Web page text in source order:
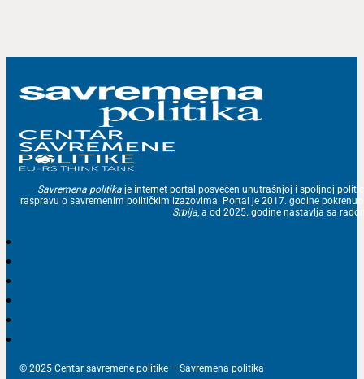
Savremena politika je internet portal posvećen unutrašnjoj i spoljnoj
raspravu o savremenim političkim izazovima. Portal je 2017. godine
Srbija, a od 2025. godine nastavlja sa
© 2025 Centar savremene politike – Savremena politika